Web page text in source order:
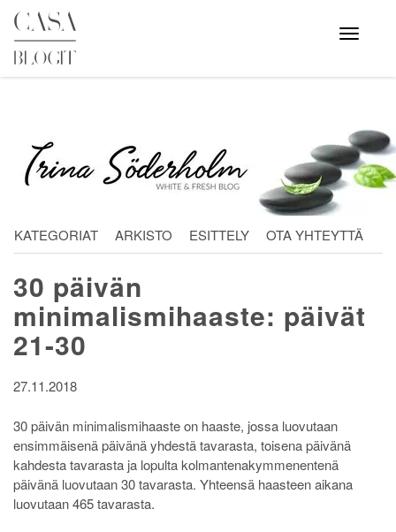
Skip
content
Avaa
valikko
KATEGORIAT ARKISTO ESITTELY OTA YHTEYTTÄ
30 päivän
minimalismihaaste: päivät
21-30
27.11.2018
30 päivän minimalismihaaste on haaste, jossa luovutaan
ensimmäisenä päivänä yhdestä tavarasta, toisena päivänä
kahdesta tavarasta ja lopulta kolmantenakymmenentenä
päivänä luovutaan 30 tavarasta. Yhteensä haasteen aikana
luovutaan 465 tavarasta.